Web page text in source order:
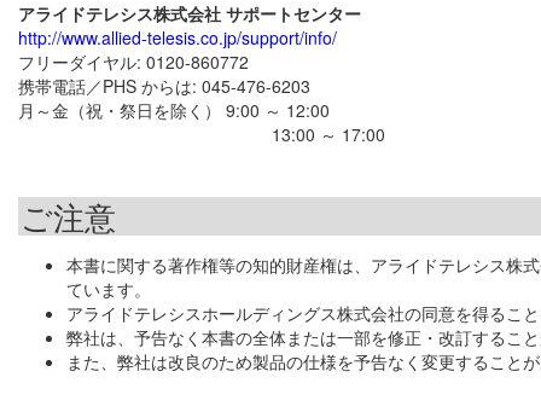
アライドテレシス株式会社 サポートセンター
http://www.allied-telesis.co.jp/support/info/
フリーダイヤル: 0120-860772
携帯電話／PHS からは: 045-476-6203
月～金（祝・祭日を除く） 9:00 ～ 12:00
13:00 ～ 17:00
ご注意
本書に関する著作権等の知的財産権は、アライドテレシス株
ています。
アライドテレシスホールディングス株式会社の同意を得るこ
弊社は、予告なく本書の全体または一部を修正・改訂するこ
また、弊社は改良のため製品の仕様を予告なく変更すること